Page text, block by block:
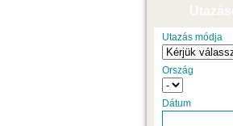
Utazás módja
Ország
Dátum